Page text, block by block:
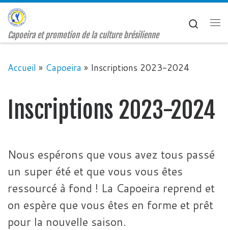
Passer au contenu
Capoeira et promotion de la culture brésilienne
Search
Accueil » Capoeira » Inscriptions 2023-2024
Inscriptions 2023-2024
Nous espérons que vous avez tous passé
un super été et que vous vous êtes
ressourcé à fond ! La Capoeira reprend et
on espère que vous êtes en forme et prêt
pour la nouvelle saison.